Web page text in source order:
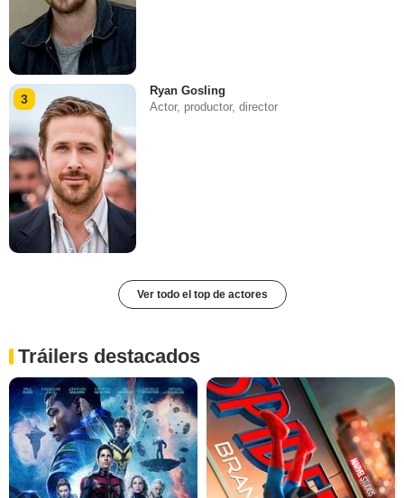
3
Ryan Gosling
Actor, productor, director
Ver todo el top de actores
Tráilers destacados